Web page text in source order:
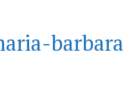
barbara